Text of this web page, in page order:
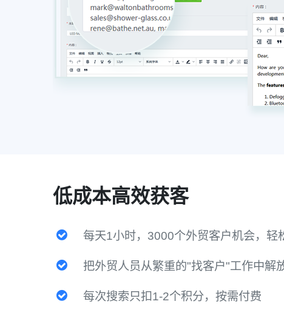
低成本高效获客
每天1小时，3000个外贸客户机会，轻
把外贸人员从繁重的"找客户"工作中解
每次搜索只扣1-2个积分，按需付费